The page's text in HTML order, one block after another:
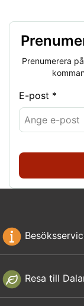
fjällvärldens
blånande
skogar.
skoter
mesta av
på en guidad
som erfarna
säkerheten
får åka skoter.
Prenumerera
E-post *
Resa till